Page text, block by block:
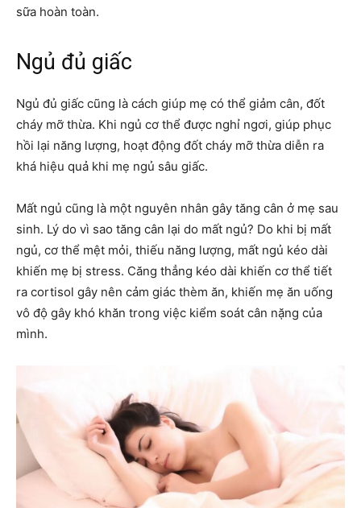
sữa hoàn toàn.
Ngủ đủ giấc
Ngủ đủ giấc cũng là cách giúp mẹ có thể giảm cân, đốt
cháy mỡ thừa. Khi ngủ cơ thể được nghỉ ngơi, giúp phục
hồi lại năng lượng, hoạt động đốt cháy mỡ thừa diễn ra
khá hiệu quả khi mẹ ngủ sâu giấc.
Mất ngủ cũng là một nguyên nhân gây tăng cân ở mẹ sau
sinh. Lý do vì sao tăng cân lại do mất ngủ? Do khi bị mất
ngủ, cơ thể mệt mỏi, thiếu năng lượng, mất ngủ kéo dài
khiến mẹ bị stress. Căng thẳng kéo dài khiến cơ thể tiết
ra cortisol gây nên cảm giác thèm ăn, khiến mẹ ăn uống
vô độ gây khó khăn trong việc kiểm soát cân nặng của
mình.